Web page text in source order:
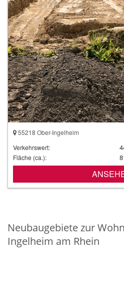
55218 Ober-Ingelheim
Verkehrswert:
Fläche (ca.):
Neubaugebiete zur
Ingelheim am Rhein